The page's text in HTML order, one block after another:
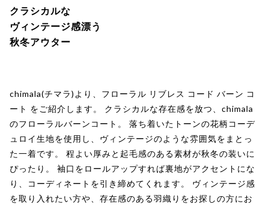
クラシカルな
ヴィンテージ感漂う
秋冬アウター
chimala(チマラ)より、フローラル リブレス コード バーン コ
ート をご紹介します。 クラシカルな存在感を放つ、chimala
のフローラルバーンコート。 落ち着いたトーンの花柄コーデ
ュロイ生地を使用し、ヴィンテージのような雰囲気をまとっ
た一着です。 程よい厚みと起毛感のある素材が秋冬の装いに
ぴったり。 袖口をロールアップすれば裏地がアクセントにな
り、コーディネートを引き締めてくれます。 ヴィンテージ感
を取り入れたい方や、存在感のある羽織りをお探しの方にお